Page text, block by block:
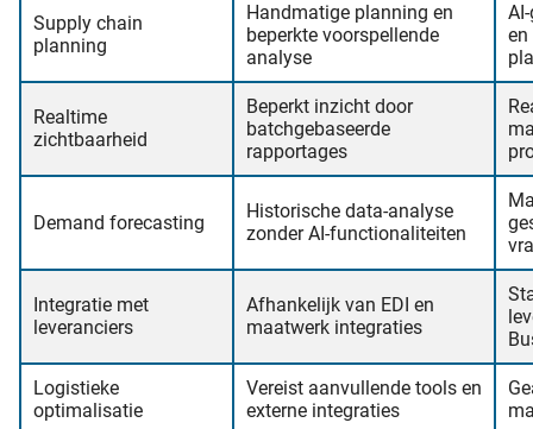
Supply chain
planning
Handmatige planning en
beperkte voorspellende
analyse
en
Realtime
zichtbaarheid
Beperkt inzicht door
batchgebaseerde
rapportages
Demand forecasting
Historische data-analyse
zonder AI-functionaliteiten
Integratie met
leveranciers
Afhankelijk van EDI en
maatwerk integraties
Logistieke
optimalisatie
Vereist aanvullende tools en
externe integraties